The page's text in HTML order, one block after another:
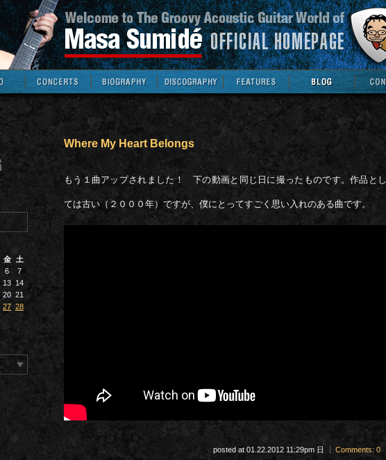
Where My Heart Belongs
もう１曲アップされました！ 下の動画と同じ日に撮ったものです。作品とし
ては古い（２０００年）ですが、僕にとってすごく思い入れのある曲です。
posted at 01.22.2012 11:29pm 日 Comments: 0
金
土
6
7
13 14
20 21
27 28